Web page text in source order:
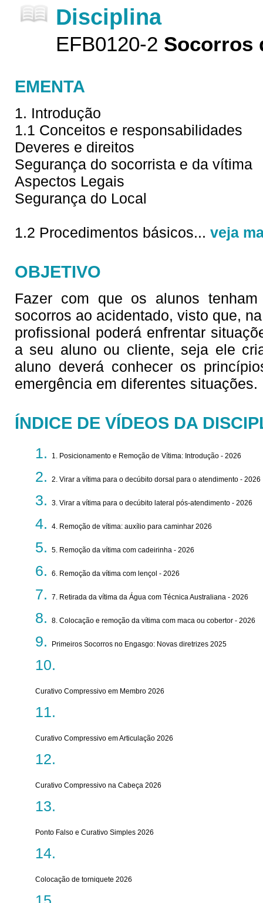
Disciplina
EFB0120-2 Socorros
EMENTA
1. Introdução
1.1 Conceitos e responsabilidades
Deveres e direitos
Segurança do socorrista e da vítima
Aspectos Legais
Segurança do Local
1.2 Procedimentos básicos... veja
OBJETIVO
Fazer com que os alunos
socorros ao acidentado, visto que,
profissional poderá enfrentar
a seu aluno ou cliente, seja ele
aluno deverá conhecer os
emergência em diferentes situações.
ÍNDICE DE VÍDEOS DA
1. Posicionamento e Remoção de Vítima: Introdução - 2026
2. Virar a vítima para o decúbito dorsal para o atendimento - 2026
3. Virar a vítima para o decúbito lateral pós-atendimento - 2026
4. Remoção de vítima: auxílio para caminhar 2026
5. Remoção da vítima com cadeirinha - 2026
6. Remoção da vítima com lençol - 2026
7. Retirada da vítima da Água com Técnica Australiana - 2026
8. Colocação e remoção da vítima com maca ou cobertor - 2026
Primeiros Socorros no Engasgo: Novas diretrizes 2025
Curativo Compressivo em Membro 2026
Curativo Compressivo em Articulação 2026
Curativo Compressivo na Cabeça 2026
Ponto Falso e Curativo Simples 2026
Colocação de torniquete 2026